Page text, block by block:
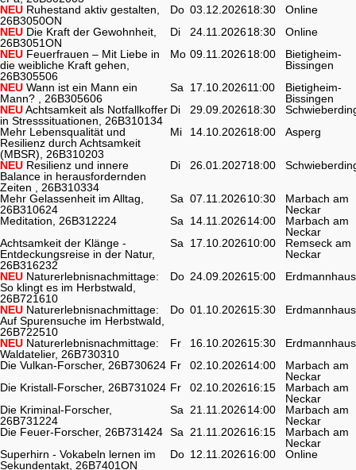
NEU Ruhestand aktiv gestalten,
26B3050ON
Do 03.12.202618:30
Online
NEU Die Kraft der Gewohnheit,
26B3051ON
Di 24.11.202618:30
Online
NEU Feuerfrauen – Mit Liebe in
die weibliche Kraft gehen,
26B305506
Mo 09.11.202618:00
Bietigheim-
Bissingen
NEU Wann ist ein Mann ein
Mann? , 26B305606
Sa 17.10.202611:00
Bietigheim-
Bissingen
NEUAchtsamkeit als Notfallkoffer
in Stresssituationen, 26B310134
Di 29.09.202618:30
Mehr Lebensqualität und
Resilienz durch Achtsamkeit
(MBSR), 26B310203
Mi 14.10.202618:00 Asperg
NEU Resilienz und innere
Balance in herausfordernden
Zeiten , 26B310334
Di 26.01.202718:00
Mehr Gelassenheit im Alltag,
26B310624
Sa 07.11.202610:30
Marbach am
Neckar
Meditation, 26B312224
Sa 14.11.202614:00
Marbach am
Neckar
Achtsamkeit der Klänge -
Entdeckungsreise in der Natur,
26B316232
Sa 17.10.202610:00
Remseck am
Neckar
NEU Naturerlebnisnachmittage:
So klingt es im Herbstwald,
26B721610
Do 24.09.202615:00
NEU Naturerlebnisnachmittage:
Auf Spurensuche im Herbstwald,
26B722510
Do 01.10.202615:30
NEU Naturerlebnisnachmittage:
Waldatelier, 26B730310
Fr 16.10.202615:30
Die Vulkan-Forscher, 26B730624 Fr 02.10.202614:00
Marbach am
Neckar
Die Kristall-Forscher, 26B731024 Fr 02.10.202616:15
Marbach am
Neckar
Die Kriminal-Forscher,
26B731224
Sa 21.11.202614:00
Marbach am
Neckar
Die Feuer-Forscher, 26B731424 Sa 21.11.202616:15
Marbach am
Neckar
Superhirn - Vokabeln lernen im
Sekundentakt, 26B7401ON
Do 12.11.202616:00
Online